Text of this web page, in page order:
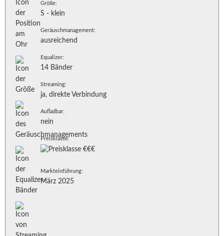
Größe:
S - klein
Geräuschmanagement:
ausreichend
Equalizer:
14 Bänder
Streaming:
ja, direkte Verbindung
Aufladbar:
nein
Preisklasse:
Markteinführung:
März 2025